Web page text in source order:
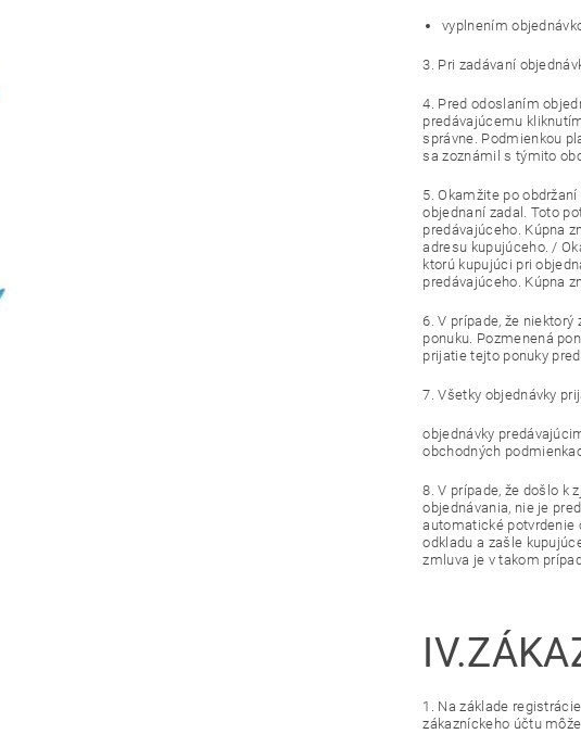
vyplnením
3. Pri zadávaní
4. Pred odoslaním
predávajúcemu
správne. Podmienkou
sa zoznámil s týmito
5. Okamžite po
objednaní zadal. Toto
predávajúceho. Kúpna
adresu kupujúceho. /
ktorú kupujúci pri
predávajúceho. Kúpna
6. V prípade, že
ponuku. Pozmenená
prijatie tejto ponuky
7. Všetky objednávky
objednávky
obchodných
8. V prípade, že došlo k
objednávania, nie je
automatické potvrdenie
odkladu a zašle
zmluva je v takom
IV.
1. Na základe
zákazníckeho účtu